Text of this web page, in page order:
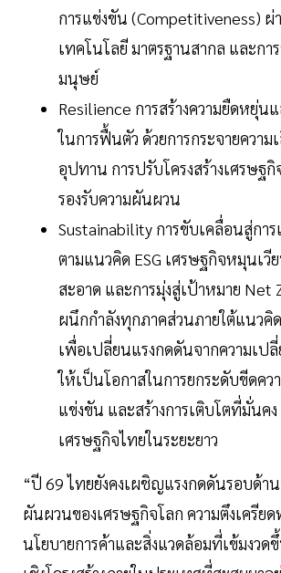
การแข่งขัน (Competitiveness) ผ่
เทคโนโลยี มาตรฐานสากล และก
มนุษย์
Resilience การสร้างความยืดหยุ่น
ในการฟื้นตัว ด้วยการกระจายความ
อุปทาน การปรับโครงสร้างเศรษฐ
รองรับความผันผวน
Sustainability การขับเคลื่อนสู่การ
ตามแนวคิด ESG เศรษฐกิจหมุนเวี
สะอาด และการมุ่งสู่เป้าหมาย Net
ผนึกกำลังทุกภาคส่วนภายใต้แนวคิ
เพื่อเปลี่ยนแรงกดดันจากความเป
ให้เป็นโอกาสในการยกระดับขีดคว
แข่งขัน และสร้างการเติบโตที่มั่นค
เศรษฐกิจไทยในระยะยาว
“ปี 69 ไทยยังคงเผชิญแรงกดดันรอบด้า
ผันผวนของเศรษฐกิจโลก ความตึงเครียด
นโยบายการค้าและสิ่งแวดล้อมที่เข้มงวด